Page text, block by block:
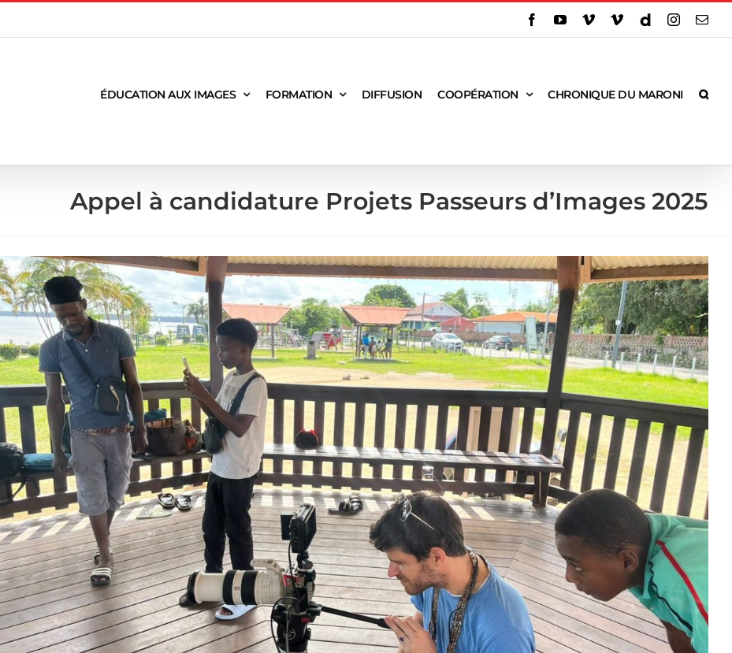
ÉDUCATION AUX IMAGES FORMATION DIFFUSION COOPÉRATION CHRONIQUE DU MARONI
Appel à candidature Projets Passeurs d’Images 2025